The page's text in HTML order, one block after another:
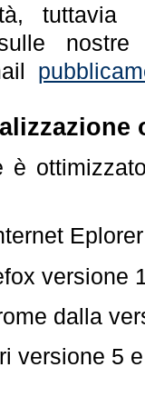
è
versione
dalla
versione 5